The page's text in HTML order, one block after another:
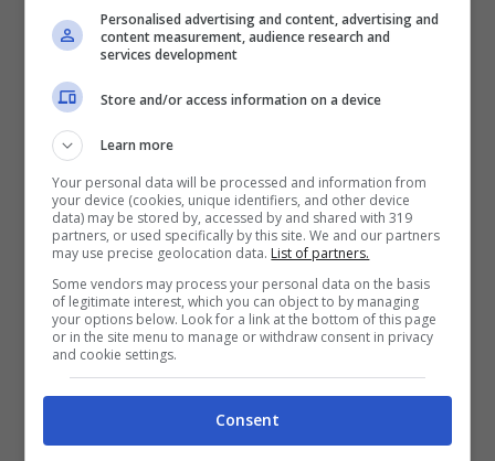
aziende operanti in internet, scavalcando
Google, che nel 2004 aveva incassato
‘solo’ 1,67 miliardi di dollari. Allora Google
sbarcò a Wall Street con una
capitalizzazione di mercato pari a 24
miliardi di dollari, ma oggi è a quota 205
miliardi. Insomma, per raggiungere il più
celebre motore di ricerca al mondo
Facebook ha ancora un po’ di strada da
fare.
Personalised advertising and content, advertising and
content measurement, audience research and
services development
Store and/or access information on a device
Learn more
Your personal data will be processed and information from
your device (cookies, unique identifiers, and other device
data) may be stored by, accessed by and shared with 319
partners, or used specifically by this site. We and our partners
may use precise geolocation data. List of partners.
Some vendors may process your personal data on the basis
of legitimate interest, which you can object to by managing
your options below. Look for a link at the bottom of this page
or in the site menu to manage or withdraw consent in privacy
and cookie settings.
Consent